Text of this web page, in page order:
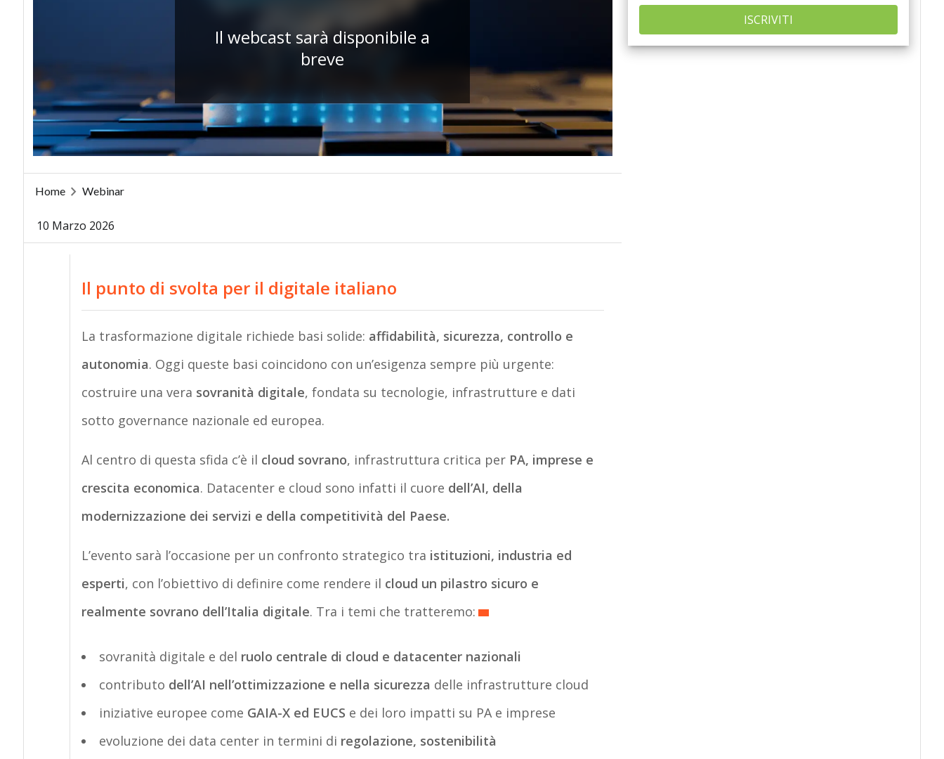
Il webcast sarà disponibile a
breve
Home Webinar
10 Marzo 2026
Il punto di svolta per il digitale italiano
La trasformazione digitale richiede basi solide: affidabilità, sicurezza, controllo e
autonomia. Oggi queste basi coincidono con un’esigenza sempre più urgente:
costruire una vera sovranità digitale, fondata su tecnologie, infrastrutture e dati
sotto governance nazionale ed europea.
Al centro di questa sfida c’è il cloud sovrano, infrastruttura critica per PA, imprese e
crescita economica. Datacenter e cloud sono infatti il cuore dell’AI, della
modernizzazione dei servizi e della competitività del Paese.
L’evento sarà l’occasione per un confronto strategico tra istituzioni, industria ed
esperti, con l’obiettivo di definire come rendere il cloud un pilastro sicuro e
realmente sovrano dell’Italia digitale. Tra i temi che tratteremo:
sovranità digitale e del ruolo centrale di cloud e datacenter nazionali
contributo dell’AI nell’ottimizzazione e nella sicurezza delle infrastrutture cloud
iniziative europee come GAIA-X ed EUCS e dei loro impatti su PA e imprese
evoluzione dei data center in termini di regolazione, sostenibilità